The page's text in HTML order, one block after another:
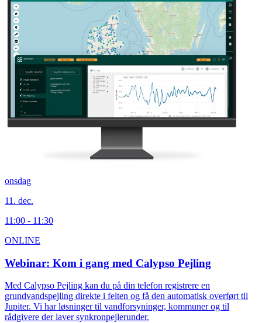
onsdag
11. dec.
11:00 - 11:30
ONLINE
Webinar: Kom i gang med Calypso Pejling
Med Calypso Pejling kan du på din telefon registrere en
grundvandspejling direkte i felten og få den automatisk overført til
Jupiter. Vi har løsninger til vandforsyninger, kommuner og til
rådgivere der laver synkronpejlerunder.